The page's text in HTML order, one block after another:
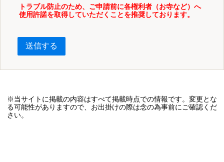
トラブル防止のため、ご申請前に各権利者（お寺など）へ
使用許諾を取得していただくことを推奨しております。
送信する
※当サイトに掲載の内容はすべて掲載時点での情報です。変更とな
る可能性がありますので、お出掛けの際は念の為事前にご確認くだ
さい。